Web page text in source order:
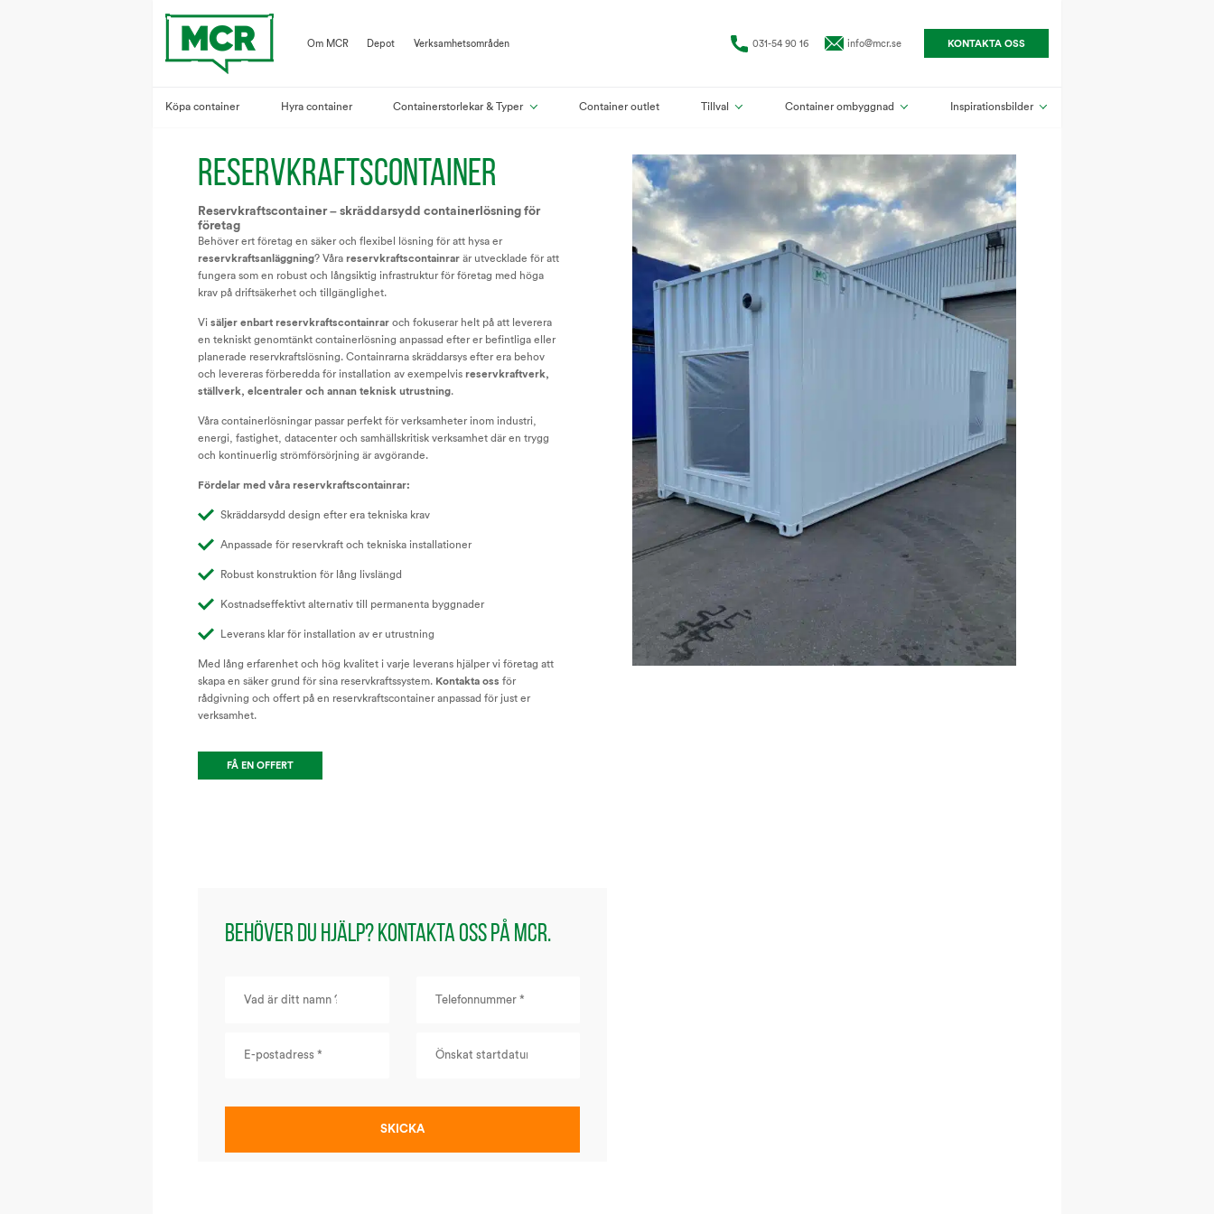
Om MCR Depot Verksamhetsområden 031-54 90 16 info@mcr.se KONTAKTA OSS
Köpa container Hyra container Containerstorlekar & Typer Container outlet Tillval Container ombyggnad Inspirationsbilder
RESERVKRAFTSCONTAINER
Reservkraftscontainer – skräddarsydd containerlösning för
företag
Behöver ert företag en säker och flexibel lösning för att hysa er
reservkraftsanläggning? Våra reservkraftscontainrar är utvecklade för att
fungera som en robust och långsiktig infrastruktur för företag med höga
krav på driftsäkerhet och tillgänglighet.
Visäljer enbart reservkraftscontainrar och fokuserar helt på att leverera
en tekniskt genomtänkt containerlösning anpassad efter er befintliga eller
planerade reservkraftslösning. Containrarna skräddarsys efter era behov
och levereras förberedda för installation av exempelvis reservkraftverk,
ställverk, elcentraler och annan teknisk utrustning.
Våra containerlösningar passar perfekt för verksamheter inom industri,
energi, fastighet, datacenter och samhällskritisk verksamhet där en trygg
och kontinuerlig strömförsörjning är avgörande.
Fördelar med våra reservkraftscontainrar:
Skräddarsydd design efter era tekniska krav
Anpassade för reservkraft och tekniska installationer
Robust konstruktion för lång livslängd
Kostnadseffektivt alternativ till permanenta byggnader
Leverans klar för installation av er utrustning
Med lång erfarenhet och hög kvalitet i varje leverans hjälper vi företag att
skapa en säker grund för sina reservkraftssystem. Kontakta oss för
rådgivning och offert på en reservkraftscontainer anpassad för just er
verksamhet.
FÅ EN OFFERT
Behöver du hjälp? Kontakta oss på MCR.